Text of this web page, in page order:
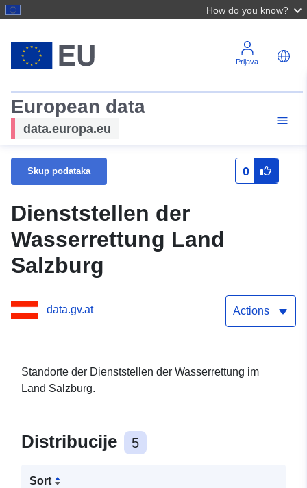
How do you know?
Prijava
European data
data.europa.eu
Skup podataka 0
Dienststellen der
Wasserrettung Land
Salzburg
data.gv.at Actions
Standorte der Dienststellen der Wasserrettung im
Land Salzburg.
Distribucije 5
Sort